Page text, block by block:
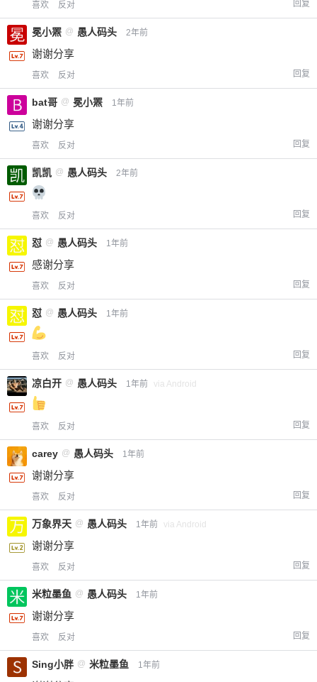
2 元
立刻支付
喜欢 反对 回复
冕小罴 @ 愚人码头 2年前
谢谢分享
喜欢 反对 回复
bat哥 @ 冕小罴 1年前
谢谢分享
喜欢 反对 回复
凯凯 @ 愚人码头 2年前
喜欢 反对 回复
怼 @ 愚人码头 1年前
感谢分享
喜欢 反对 回复
怼 @ 愚人码头 1年前
喜欢 反对 回复
凉白开 @ 愚人码头 1年前 via Android
喜欢 反对 回复
carey @ 愚人码头 1年前
谢谢分享
喜欢 反对 回复
万象界天 @ 愚人码头 1年前 via Android
谢谢分享
喜欢 反对 回复
米粒墨鱼 @ 愚人码头 1年前
谢谢分享
喜欢 反对 回复
Sing小胖 @ 米粒墨鱼 1年前
您没有权限发布内容，请购买会员或者提升权
限。
6位以上
忘记密码？ 找回